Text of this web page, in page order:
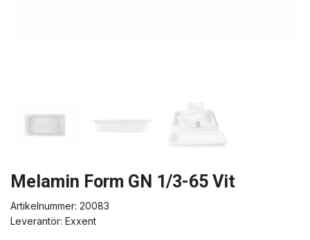
Melamin Form GN 1/3-65 Vit
Artikelnummer: 20083
Leverantör: Exxent